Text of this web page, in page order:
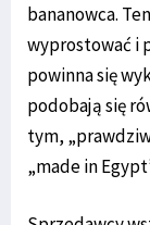
bananowca.
wyprostować i
powinna się
podobają się
tym,
„made in